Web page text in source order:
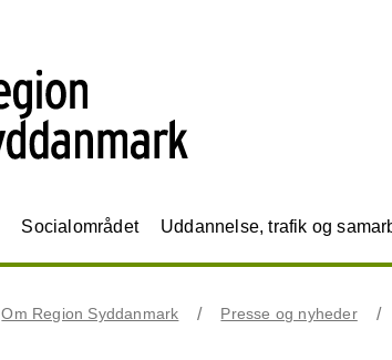
Socialområdet Uddannelse, trafik og
Om Region Syddanmark Presse og nyheder